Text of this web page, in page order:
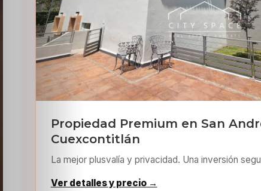
Search
Propiedad Premium en San
Cuexcontitlán
La mejor plusvalía y privacidad. Una inversión
Ver detalles y precio →